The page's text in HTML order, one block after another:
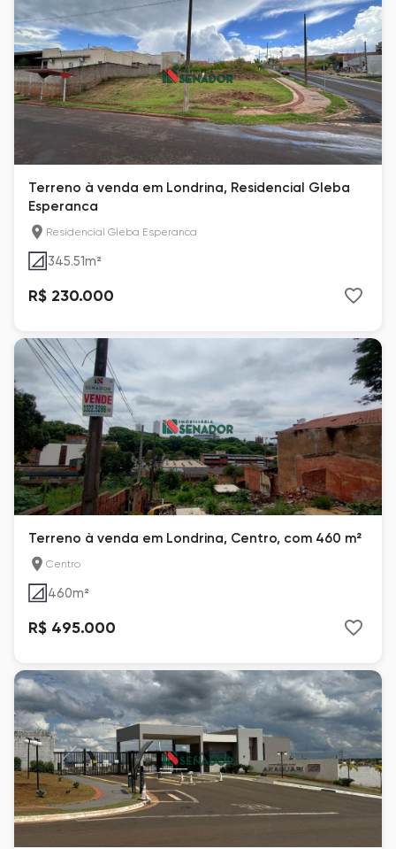
Terreno à venda em Londrina, Residencial Gleba
Esperanca
Residencial Gleba Esperanca
345.51m²
R$ 230.000
Terreno à venda em Londrina, Centro, com 460 m²
Centro
460m²
R$ 495.000